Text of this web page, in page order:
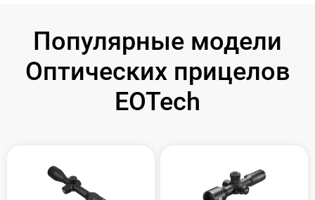
Популярные модели
Оптических прицелов
EOTech